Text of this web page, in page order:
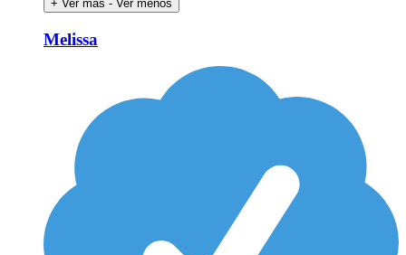
+ Ver más - Ver menos
Melissa